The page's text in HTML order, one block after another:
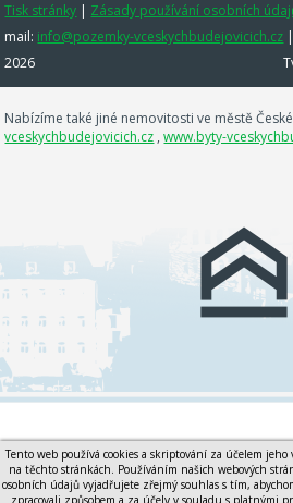
Tisk stránky | Zásady používání osobních
mail: info@pozemky-vceskychbudejovicich.cz
2026
Nabízíme také jiné nemovitosti ve městě
vceskychbudejovicich.cz ,www.byty-
Tento web používá cookies a skriptování za účelem
na těchto stránkách. Používáním našich webových
osobních údajů vyjadřujete zřejmý souhlas s tím,
zpracovali způsobem a za účely v souladu s platnými